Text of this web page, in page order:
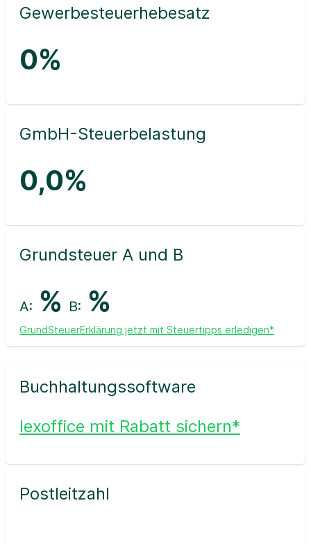
Gewerbesteuerhebesatz
0%
GmbH-Steuerbelastung
0,0%
Grundsteuer A und B
A: % B: %
GrundSteuerErklärung jetzt mit Steuertipps erledigen*
Buchhaltungssoftware
lexoffice mit Rabatt sichern*
Postleitzahl